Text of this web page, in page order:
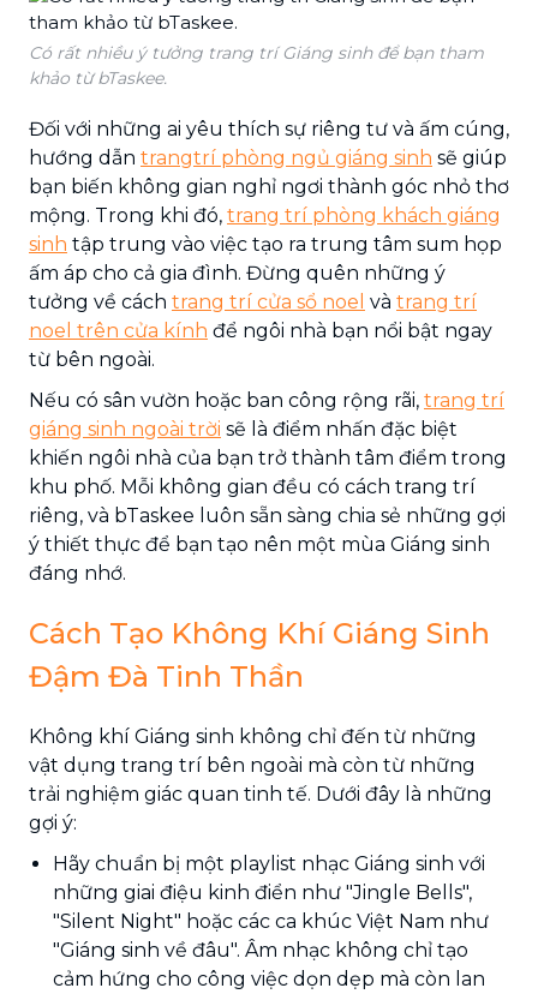
Có rất nhiều ý tưởng trang trí Giáng sinh để bạn tham
khảo từ bTaskee.
Đối với những ai yêu thích sự riêng tư và ấm cúng,
hướng dẫn trangtrí phòng ngủ giáng sinh sẽ giúp
bạn biến không gian nghỉ ngơi thành góc nhỏ thơ
mộng. Trong khi đó, trang trí phòng khách giáng
sinh tập trung vào việc tạo ra trung tâm sum họp
ấm áp cho cả gia đình. Đừng quên những ý
tưởng về cách trang trí cửa sổ noel và trang trí
noel trên cửa kính để ngôi nhà bạn nổi bật ngay
từ bên ngoài.
Nếu có sân vườn hoặc ban công rộng rãi, trang trí
giáng sinh ngoài trời sẽ là điểm nhấn đặc biệt
khiến ngôi nhà của bạn trở thành tâm điểm trong
khu phố. Mỗi không gian đều có cách trang trí
riêng, và bTaskee luôn sẵn sàng chia sẻ những gợi
ý thiết thực để bạn tạo nên một mùa Giáng sinh
đáng nhớ.
Cách Tạo Không Khí Giáng Sinh
Đậm Đà Tinh Thần
Không khí Giáng sinh không chỉ đến từ những
vật dụng trang trí bên ngoài mà còn từ những
trải nghiệm giác quan tinh tế. Dưới đây là những
gợi ý:
Hãy chuẩn bị một playlist nhạc Giáng sinh với
những giai điệu kinh điển như "Jingle Bells",
"Silent Night" hoặc các ca khúc Việt Nam như
"Giáng sinh về đâu". Âm nhạc không chỉ tạo
cảm hứng cho công việc dọn dẹp mà còn lan